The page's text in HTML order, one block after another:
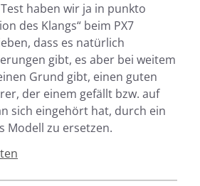
haben wir ja in punkto
des Klangs“ beim PX7
dass es natürlich
gibt, es aber bei weitem
Grund gibt, einen guten
der einem gefällt bzw. auf
sich eingehört hat, durch ein
Modell zu ersetzen.